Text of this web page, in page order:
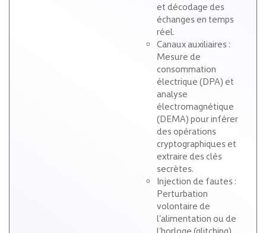
et décodage des
échanges en temps
réel.
Canaux auxiliaires :
Mesure de
consommation
électrique (DPA) et
analyse
électromagnétique
(DEMA) pour inférer
des opérations
cryptographiques et
extraire des clés
secrètes.
Injection de fautes :
Perturbation
volontaire de
l’alimentation ou de
l’horloge (glitching)